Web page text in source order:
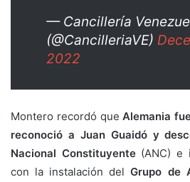
— Cancillería
(@CancilleriaVE)
2022
Montero recordó queAlemania
reconoció a Juan Guaidó y
Nacional Constituyente(ANC) e
con la instalación delGrupo de